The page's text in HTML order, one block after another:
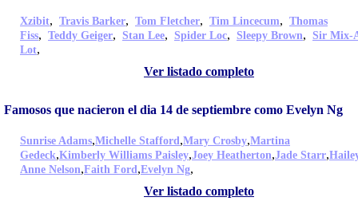
Xzibit, Travis Barker, Tom Fletcher, Tim Lincecum, Thomas
Fiss, Teddy Geiger, Stan Lee, Spider Loc, Sleepy Brown, Sir Mix-
Lot,
Ver listado completo
Famosos que nacieron el dia 14 de septiembre como Evelyn Ng
Sunrise Adams,Michelle Stafford,Mary Crosby,Martina
Gedeck,Kimberly Williams Paisley,Joey Heatherton,Jade Starr,
Anne Nelson,Faith Ford,Evelyn Ng,
Ver listado completo